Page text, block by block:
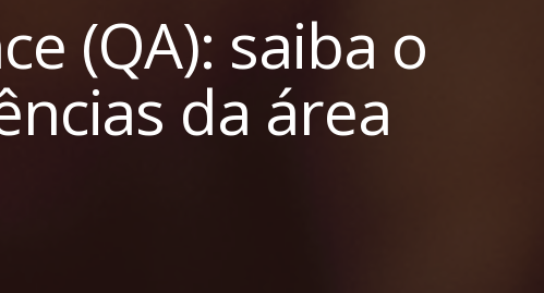
(QA): saiba o
da área